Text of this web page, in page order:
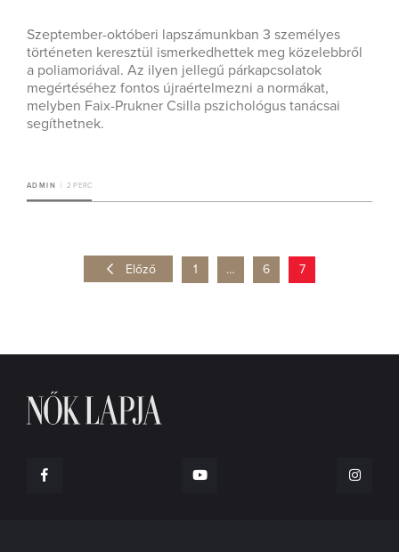
Szeptember-októberi lapszámunkban 3 személyes
történeten keresztül ismerkedhettek meg közelebbről
a poliamoriával. Az ilyen jellegű párkapcsolatok
megértéséhez fontos újraértelmezni a normákat,
melyben Faix-Prukner Csilla pszichológus tanácsai
segíthetnek.
ADMIN 2 PERC
Előző 1 … 6 7